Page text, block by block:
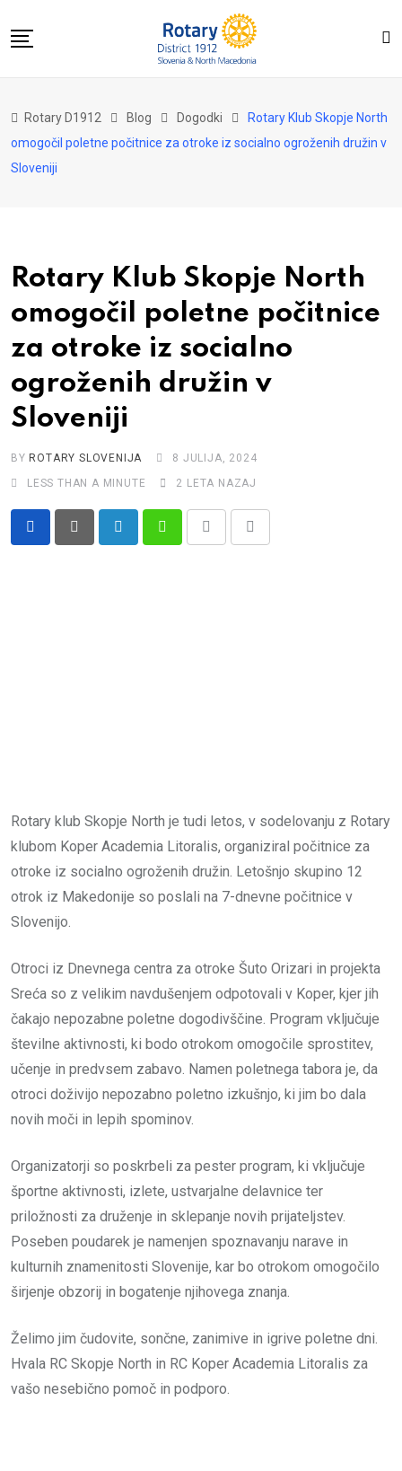
to
O nas
Za distrikt
Rotary D1912 Blog Dogodki
Rotary Klub Skopje North
omogočil poletne počitnice za otroke iz socialno ogroženih družin v
Sloveniji
Rotary Klub Skopje North
omogočil poletne počitnice
za otroke iz socialno
ogroženih družin v
Sloveniji
BY ROTARY SLOVENIJA
8 JULIJA, 2024
LESS THAN A MINUTE
2 LETA NAZAJ
Rotary klub Skopje North je tudi letos, v sodelovanju z Rotary
klubom Koper Academia Litoralis, organiziral počitnice za
otroke iz socialno ogroženih družin. Letošnjo skupino 12
otrok iz Makedonije so poslali na 7-dnevne počitnice v
Slovenijo.
Otroci iz Dnevnega centra za otroke Šuto Orizari in projekta
Sreća so z velikim navdušenjem odpotovali v Koper, kjer jih
čakajo nepozabne poletne dogodivščine. Program vključuje
številne aktivnosti, ki bodo otrokom omogočile sprostitev,
učenje in predvsem zabavo. Namen poletnega tabora je, da
otroci doživijo nepozabno poletno izkušnjo, ki jim bo dala
novih moči in lepih spominov.
Organizatorji so poskrbeli za pester program, ki vključuje
športne aktivnosti, izlete, ustvarjalne delavnice ter
priložnosti za druženje in sklepanje novih prijateljstev.
Poseben poudarek je namenjen spoznavanju narave in
kulturnih znamenitosti Slovenije, kar bo otrokom omogočilo
širjenje obzorij in bogatenje njihovega znanja.
Želimo jim čudovite, sončne, zanimive in igrive poletne dni.
Hvala RC Skopje North in RC Koper Academia Litoralis za
vašo nesebično pomoč in podporo.